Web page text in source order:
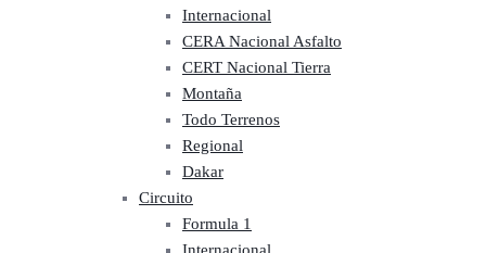
Internacional
CERA Nacional Asfalto
CERT Nacional Tierra
Montaña
Todo Terrenos
Regional
Dakar
Circuito
Formula 1